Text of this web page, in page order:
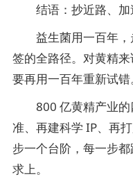
结语：抄近路、加
益生菌用一百年，
签的全路径。对黄精
要再用一百年重新试错
800 亿黄精产业的
准、再建科学 IP、再
步一个台阶，每一步
求上。